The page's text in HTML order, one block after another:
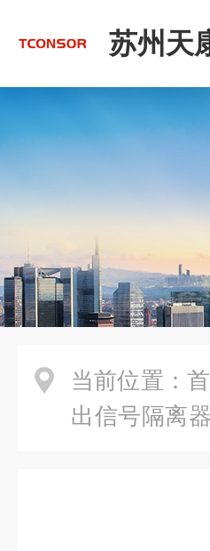
苏州天
当前位置：
出信号隔离器